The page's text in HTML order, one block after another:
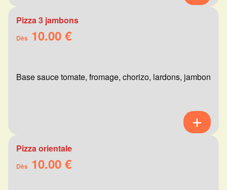
Pizza 3 jambons
Dès 10.00 €
Base sauce tomate, fromage, chorizo, lardons, jambon
Pizza orientale
Dès 10.00 €